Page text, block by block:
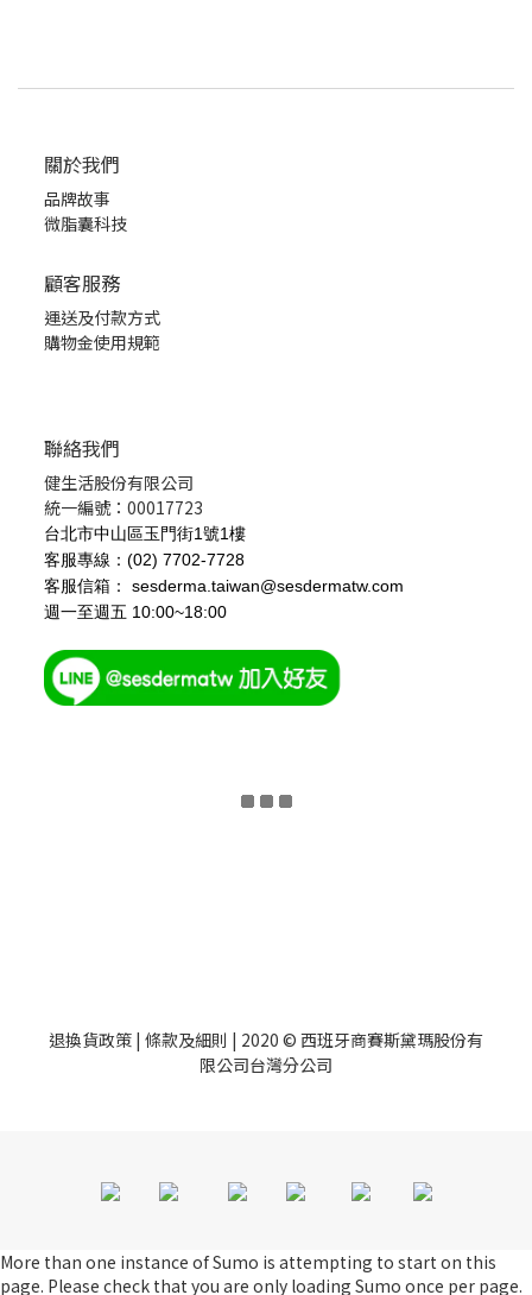
關於我們
品牌故事
微脂囊科技
顧客服務
運送及付款方式
購物金使用規範
聯絡我們
健生活股份有限公司
統一編號：00017723
台北市中山區玉門街1號1樓
客服專線：(02) 7702-7728
客服信箱： sesderma.taiwan@sesdermatw.com
週一至週五 10:00~18:00
退換貨政策 | 條款及細則 | 2020 © 西班牙商賽斯黛瑪股份有
限公司台灣分公司
More than one instance of Sumo is attempting to start on this
page. Please check that you are only loading Sumo once per page.